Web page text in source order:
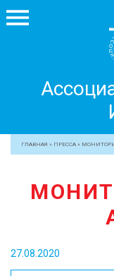
+7 499 755
ЧЛЕНЫ АВИ
МЕРОПРИЯТИЯ
ЖУРНАЛ
ГЛАВНАЯ » ПРЕССА »
27.08.2020